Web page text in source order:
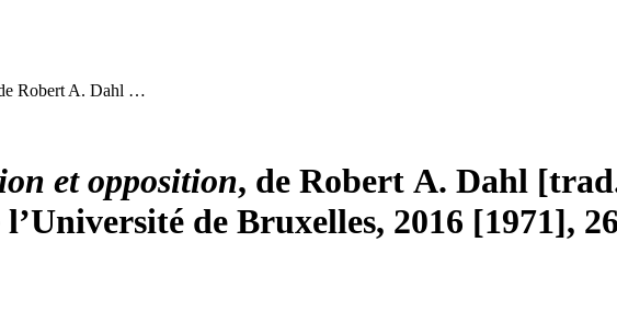
Robert A. Dahl …
et opposition, de Robert A. Dahl
de Bruxelles, 2016 [1971],